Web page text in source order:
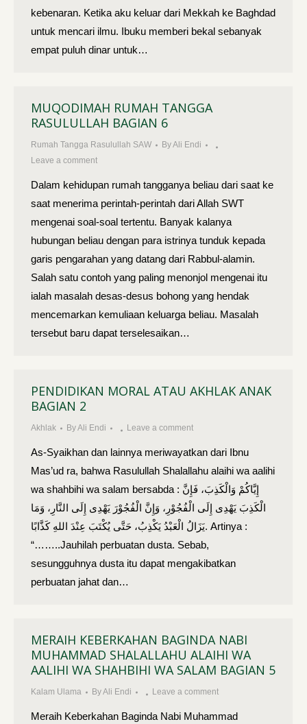
kebenaran. Ketika aku keluar dari Mekkah ke Baghdad
untuk mencari ilmu. Ibuku memberi bekal sebanyak
empat puluh dinar untuk…
MUQODIMAH RUMAH TANGGA
RASULULLAH BAGIAN 6
Rumah Tangga Rasulullah SAW ByAli Endi
Leave a comment
Dalam kehidupan rumah tangganya beliau dari saat ke
saat mene­rima perintah-perintah dari Allah SWT
mengenai soal-soal tertentu. Banyak kalanya
hubungan beliau dengan para istrinya tunduk kepada
garis pengarahan yang datang dari Rabbul-alamin.
Salah satu contoh yang paling menonjol mengenai itu
ialah masalah desas-desus bohong yang hendak
mencemarkan kemuliaan keluarga beliau. Masalah
terse­but baru dapat terselesaikan…
PENDIDIKAN MORAL ATAU AKHLAK ANAK
BAGIAN 2
Akhlak ByAli Endi Leave a comment
As-Syaikhan dan lainnya meriwayatkan dari Ibnu
Mas’ud ra, bahwa Rasulullah Shalallahu alaihi wa aalihi
wa shahbihi wa salam bersabda : إِيَّاكُمْ وَالْكَذِبَ، فَإِنَّ
الْكَذِبَ يَهْدِى إِلَى الْفُجُوْرِ، وَإِنَّ الْفُجُوْرَ يَهْدِى إِلَى النَّارِ، وَمَا
يَزَالُ الْعَبْدُ يَكْذِبُ، حَتَّى يُكْتَبَ عِنْدَ اللهِ كَذَّابًا. Artinya :
“……..Jauhilah perbuatan dusta. Sebab,
sesungguhnya dusta itu dapat mengakibatkan
perbuatan jahat dan…
MERAIH KEBERKAHAN BAGINDA NABI
MUHAMMAD SHALALLAHU ALAIHI WA
AALIHI WA SHAHBIHI WA SALAM BAGIAN 5
Kalam Ulama ByAli Endi Leave a comment
Meraih Keberkahan Baginda Nabi Muhammad